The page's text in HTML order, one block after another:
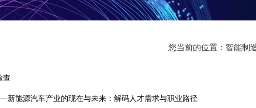
您当前的位置： 智能制
查
新能源汽车产业的现在与未来：解码人才需求与职业路径